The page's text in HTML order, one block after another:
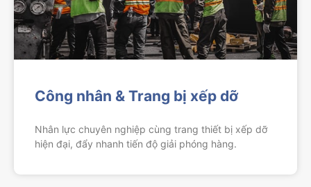
Công nhân & Trang bị xếp dỡ
Nhân lực chuyên nghiệp cùng trang thiết bị xếp dỡ
hiện đại, đẩy nhanh tiến độ giải phóng hàng.